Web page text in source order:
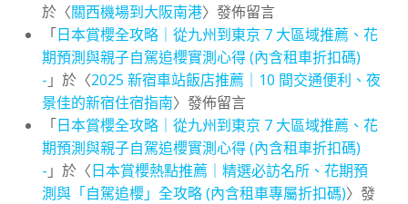
於〈關西機場到大阪南港〉發佈留言
「日本賞櫻全攻略｜從九州到東京 7 大區域推薦、花
期預測與親子自駕追櫻實測心得 (內含租車折扣碼)
- 」於〈2025 新宿車站飯店推薦｜10 間交通便利、夜
景佳的新宿住宿指南〉發佈留言
「日本賞櫻全攻略｜從九州到東京 7 大區域推薦、花
期預測與親子自駕追櫻實測心得 (內含租車折扣碼)
- 」於〈日本賞櫻熱點推薦｜精選必訪名所、花期預
測與「自駕追櫻」全攻略 (內含租車專屬折扣碼)〉發